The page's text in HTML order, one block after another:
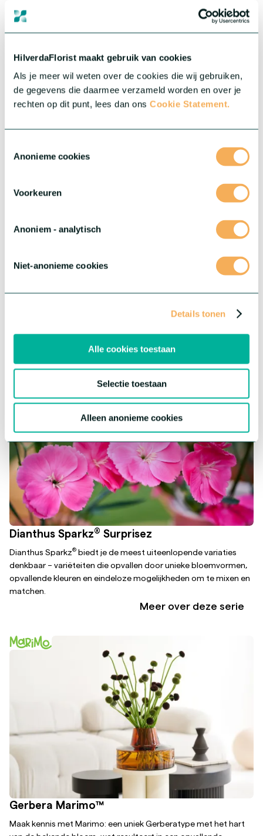
HilverdaFlorist maakt gebruik van cookies
Als je meer wil weten over de cookies die wij gebruiken,
de gegevens die daarmee verzameld worden en over je
rechten op dit punt, lees dan ons Cookie Statement.
Anonieme cookies
Voorkeuren
Anoniem - analytisch
Niet-anonieme cookies
Details tonen
Alle cookies toestaan
Selectie toestaan
Alleen anonieme cookies
vreugde als geen ander. Onze collectie biedt sterke en
krachtige genetica, allemaal in prachtige kleuren. Omarm de
veelzijdigheid en schattigheid van Mini Gerbera's en laat deze
Meer over deze serie
Gerbera Rebel
®
Deze bijzondere serie is nieuw in onze range en klaar om je
eigen karakter, maar biedt dezelfde topkwaliteit.
Meer over deze serie
Dianthus Sparkz® Surprisez
Dianthus Sparkz® biedt je de meest uiteenlopende variaties
denkbaar – variëteiten die opvallen door unieke bloemvormen,
opvallende kleuren en eindeloze mogelijkheden om te mixen en
matchen.
Meer over deze serie
Gerbera Marimo™
Maak kennis met Marimo: een uniek Gerberatype met het hart